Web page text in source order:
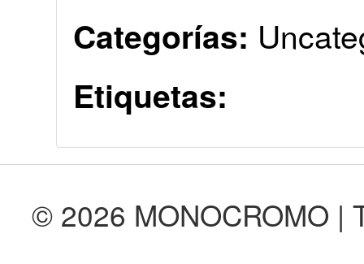
Categorías:
Etiquetas:
© 2026 MONOCROMO |